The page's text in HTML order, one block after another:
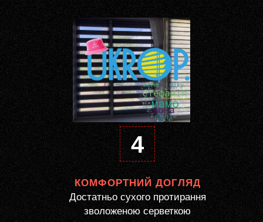
4
КОМФОРТНИЙ ДОГЛЯД
Достатньо сухого протирання
зволоженою серветкою